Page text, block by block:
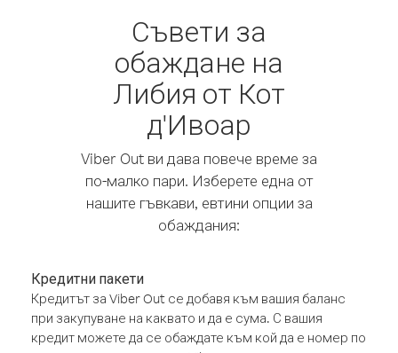
Съвети за
обаждане на
Либия от Кот
д'Ивоар
Viber Out ви дава повече време за
по-малко пари. Изберете една от
нашите гъвкави, евтини опции за
обаждания:
Кредитни пакети
Кредитът за Viber Out се добавя към вашия баланс
при закупуване на каквато и да е сума. С вашия
кредит можете да се обаждате към кой да е номер по